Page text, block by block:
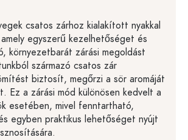
csatos zárhoz kialakított nyakkal
egyszerű kezelhetőséget és
környezetbarát zárási megoldást
származó csatos zár
biztosít, megőrzi a sör aromáját
Ez a zárási mód különösen kedvelt a
esetében, mivel fenntartható,
egyben praktikus lehetőséget nyújt